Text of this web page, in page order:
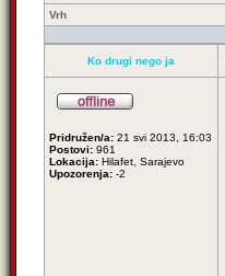
Vrh
Ko drugi nego ja
Pridružen/a: 21 svi 2013, 16:03
Postovi: 961
Lokacija: Hilafet, Sarajevo
Upozorenja: -2